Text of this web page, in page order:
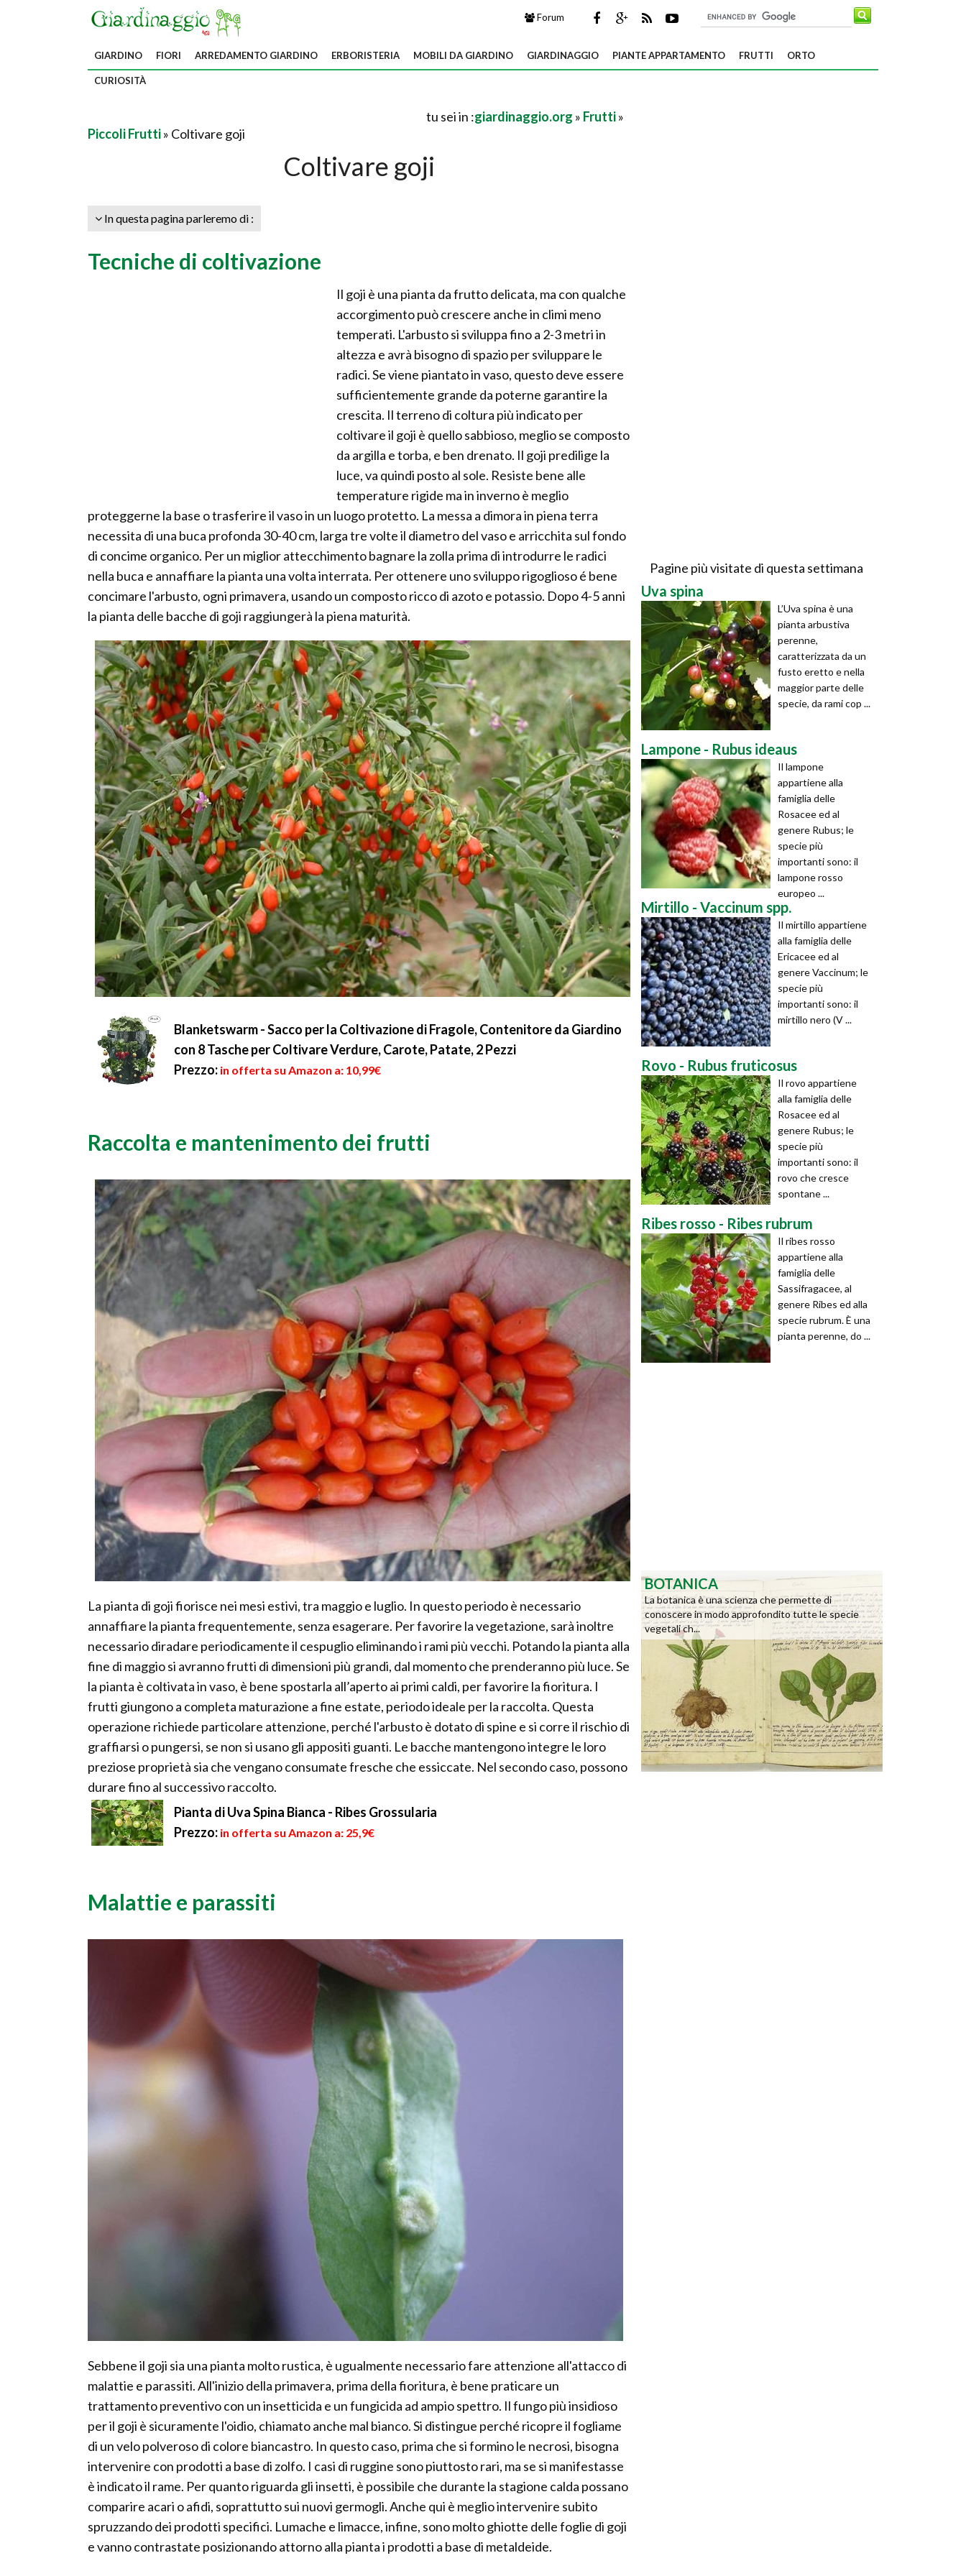
Forum
GIARDINO FIORI ARREDAMENTO GIARDINO ERBORISTERIA MOBILI DA GIARDINO GIARDINAGGIO PIANTE APPARTAMENTO FRUTTI ORTO
CURIOSITÀ
tu sei in :giardinaggio.org » Frutti»
Piccoli Frutti» Coltivare goji
Coltivare goji
In questa pagina parleremo di :
Tecniche di coltivazione
Il goji è una pianta da frutto delicata, ma con qualche
accorgimento può crescere anche in climi meno
temperati. L'arbusto si sviluppa fino a 2-3 metri in
altezza e avrà bisogno di spazio per sviluppare le
radici. Se viene piantato in vaso, questo deve essere
sufficientemente grande da poterne garantire la
crescita. Il terreno di coltura più indicato per
coltivare il goji è quello sabbioso, meglio se composto
da argilla e torba, e ben drenato. Il goji predilige la
luce, va quindi posto al sole. Resiste bene alle
temperature rigide ma in inverno è meglio
proteggerne la base o trasferire il vaso in un luogo protetto. La messa a dimora in piena terra
necessita di una buca profonda 30-40 cm, larga tre volte il diametro del vaso e arricchita sul fondo
di concime organico. Per un miglior attecchimento bagnare la zolla prima di introdurre le radici
nella buca e annaffiare la pianta una volta interrata. Per ottenere uno sviluppo rigoglioso é bene
concimare l'arbusto, ogni primavera, usando un composto ricco di azoto e potassio. Dopo 4-5 anni
la pianta delle bacche di goji raggiungerà la piena maturità.
Blanketswarm - Sacco per la Coltivazione di Fragole, Contenitore da Giardino
con 8 Tasche per Coltivare Verdure, Carote, Patate, 2 Pezzi
Prezzo: in offerta su Amazon a: 10,99€
Raccolta e mantenimento dei frutti
La pianta di goji fiorisce nei mesi estivi, tra maggio e luglio. In questo periodo è necessario
annaffiare la pianta frequentemente, senza esagerare. Per favorire la vegetazione, sarà inoltre
necessario diradare periodicamente il cespuglio eliminando i rami più vecchi. Potando la pianta alla
fine di maggio si avranno frutti di dimensioni più grandi, dal momento che prenderanno più luce. Se
la pianta è coltivata in vaso, è bene spostarla all’aperto ai primi caldi, per favorire la fioritura. I
frutti giungono a completa maturazione a fine estate, periodo ideale per la raccolta. Questa
operazione richiede particolare attenzione, perché l'arbusto è dotato di spine e si corre il rischio di
graffiarsi o pungersi, se non si usano gli appositi guanti. Le bacche mantengono integre le loro
preziose proprietà sia che vengano consumate fresche che essiccate. Nel secondo caso, possono
durare fino al successivo raccolto.
Pianta di Uva Spina Bianca - Ribes Grossularia
Prezzo: in offerta su Amazon a: 25,9€
Malattie e parassiti
Sebbene il goji sia una pianta molto rustica, è ugualmente necessario fare attenzione all'attacco di
malattie e parassiti. All'inizio della primavera, prima della fioritura, è bene praticare un
trattamento preventivo con un insetticida e un fungicida ad ampio spettro. Il fungo più insidioso
per il goji è sicuramente l'oidio, chiamato anche mal bianco. Si distingue perché ricopre il fogliame
di un velo polveroso di colore biancastro. In questo caso, prima che si formino le necrosi, bisogna
intervenire con prodotti a base di zolfo. I casi di ruggine sono piuttosto rari, ma se si manifestasse
è indicato il rame. Per quanto riguarda gli insetti, è possibile che durante la stagione calda possano
comparire acari o afidi, soprattutto sui nuovi germogli. Anche qui è meglio intervenire subito
spruzzando dei prodotti specifici. Lumache e limacce, infine, sono molto ghiotte delle foglie di goji
e vanno contrastate posizionando attorno alla pianta i prodotti a base di metaldeide.
Pagine più visitate di questa settimana
Uva spina
L’Uva spina è una
pianta arbustiva
perenne,
caratterizzata da un
fusto eretto e nella
maggior parte delle
specie, da rami cop ...
Lampone - Rubus ideaus
Il lampone
appartiene alla
famiglia delle
Rosacee ed al
genere Rubus; le
specie più
importanti sono: il
lampone rosso
europeo ...
Mirtillo - Vaccinum spp.
Il mirtillo appartiene
alla famiglia delle
Ericacee ed al
genere Vaccinum; le
specie più
importanti sono: il
mirtillo nero (V ...
Rovo - Rubus fruticosus
Il rovo appartiene
alla famiglia delle
Rosacee ed al
genere Rubus; le
specie più
importanti sono: il
rovo che cresce
spontane ...
Ribes rosso - Ribes rubrum
Il ribes rosso
appartiene alla
famiglia delle
Sassifragacee, al
genere Ribes ed alla
specie rubrum. È una
pianta perenne, do ...
BOTANICA
La botanica è una scienza che permette di
conoscere in modo approfondito tutte le specie
vegetali ch...